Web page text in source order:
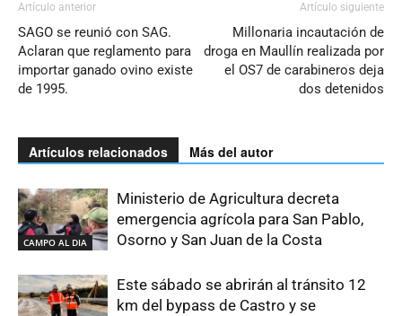
Artículo anterior
SAGO se reunió con SAG.
Aclaran que reglamento para
importar ganado ovino existe
de 1995.
Artículo siguiente
Millonaria incautación de
droga en Maullín realizada por
el OS7 de carabineros deja
dos detenidos
Artículos relacionados Más del autor
CAMPO AL DIA
Ministerio de Agricultura decreta
emergencia agrícola para San Pablo,
Osorno y San Juan de la Costa
Este sábado se abrirán al tránsito 12
km del bypass de Castro y se